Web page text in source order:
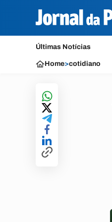
Últimas Notícias
Home>cotidiano